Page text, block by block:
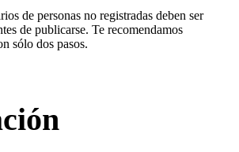
de personas no registradas deben ser
de publicarse. Te recomendamos
sólo dos pasos.